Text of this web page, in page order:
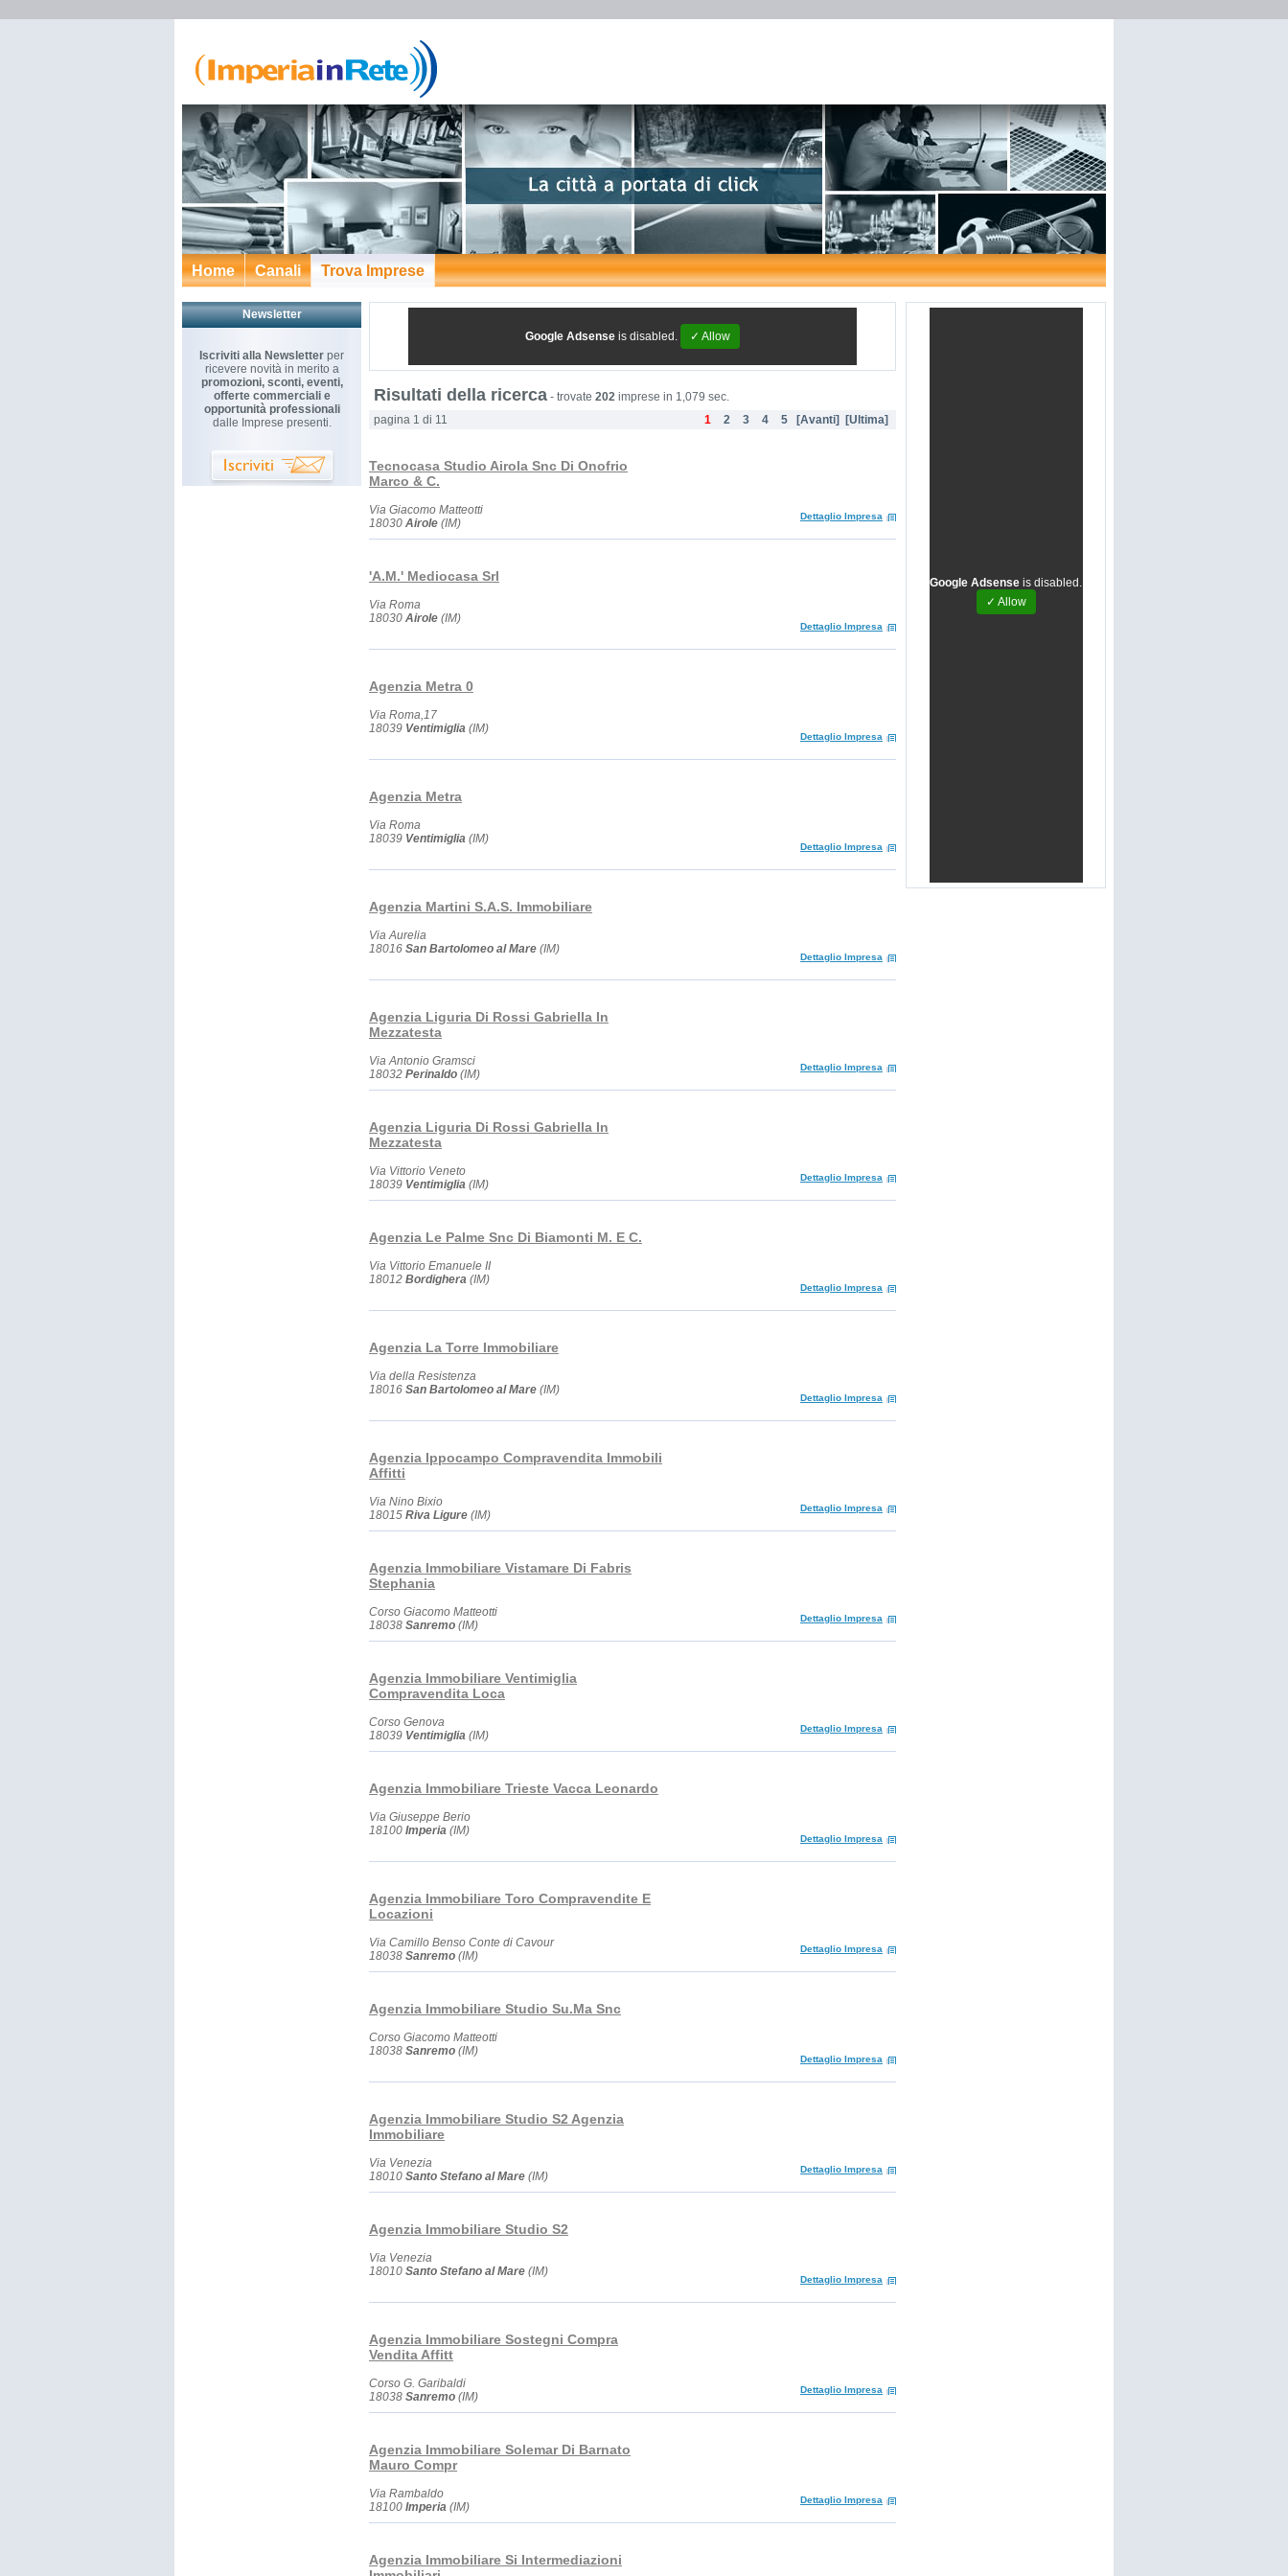
Home Canali Trova Imprese
Newsletter
Iscriviti alla Newsletter per
ricevere novità in merito a
promozioni, sconti, eventi,
offerte commerciali e
opportunità professionali
dalle Imprese presenti.
Google Adsense is disabled. ✓ Allow
Risultati della ricerca - trovate 202 imprese in 1,079 sec.
pagina 1 di 11
[Ultima]
[Avanti]
5
4
3
2
1
Tecnocasa Studio Airola Snc Di Onofrio
Marco & C.
Via Giacomo Matteotti
18030 Airole (IM)
Dettaglio Impresa
'A.M.' Mediocasa Srl
Via Roma
18030 Airole (IM)
Dettaglio Impresa
Agenzia Metra 0
Via Roma,17
18039 Ventimiglia (IM)
Dettaglio Impresa
Agenzia Metra
Via Roma
18039 Ventimiglia (IM)
Dettaglio Impresa
Agenzia Martini S.A.S. Immobiliare
Via Aurelia
18016 San Bartolomeo al Mare (IM)
Dettaglio Impresa
Agenzia Liguria Di Rossi Gabriella In
Mezzatesta
Via Antonio Gramsci
18032 Perinaldo (IM)
Dettaglio Impresa
Agenzia Liguria Di Rossi Gabriella In
Mezzatesta
Via Vittorio Veneto
18039 Ventimiglia (IM)
Dettaglio Impresa
Agenzia Le Palme Snc Di Biamonti M. E C.
Via Vittorio Emanuele II
18012 Bordighera (IM)
Dettaglio Impresa
Agenzia La Torre Immobiliare
Via della Resistenza
18016 San Bartolomeo al Mare (IM)
Dettaglio Impresa
Agenzia Ippocampo Compravendita Immobili
Affitti
Via Nino Bixio
18015 Riva Ligure (IM)
Dettaglio Impresa
Agenzia Immobiliare Vistamare Di Fabris
Stephania
Corso Giacomo Matteotti
18038 Sanremo (IM)
Dettaglio Impresa
Agenzia Immobiliare Ventimiglia
Compravendita Loca
Corso Genova
18039 Ventimiglia (IM)
Dettaglio Impresa
Agenzia Immobiliare Trieste Vacca Leonardo
Via Giuseppe Berio
18100 Imperia (IM)
Dettaglio Impresa
Agenzia Immobiliare Toro Compravendite E
Locazioni
Via Camillo Benso Conte di Cavour
18038 Sanremo (IM)
Dettaglio Impresa
Agenzia Immobiliare Studio Su.Ma Snc
Corso Giacomo Matteotti
18038 Sanremo (IM)
Dettaglio Impresa
Agenzia Immobiliare Studio S2 Agenzia
Immobiliare
Via Venezia
18010 Santo Stefano al Mare (IM)
Dettaglio Impresa
Agenzia Immobiliare Studio S2
Via Venezia
18010 Santo Stefano al Mare (IM)
Dettaglio Impresa
Agenzia Immobiliare Sostegni Compra
Vendita Affitt
Corso G. Garibaldi
18038 Sanremo (IM)
Dettaglio Impresa
Agenzia Immobiliare Solemar Di Barnato
Mauro Compr
Via Rambaldo
18100 Imperia (IM)
Dettaglio Impresa
Agenzia Immobiliare Si Intermediazioni
Google Adsense is disabled.
✓ Allow